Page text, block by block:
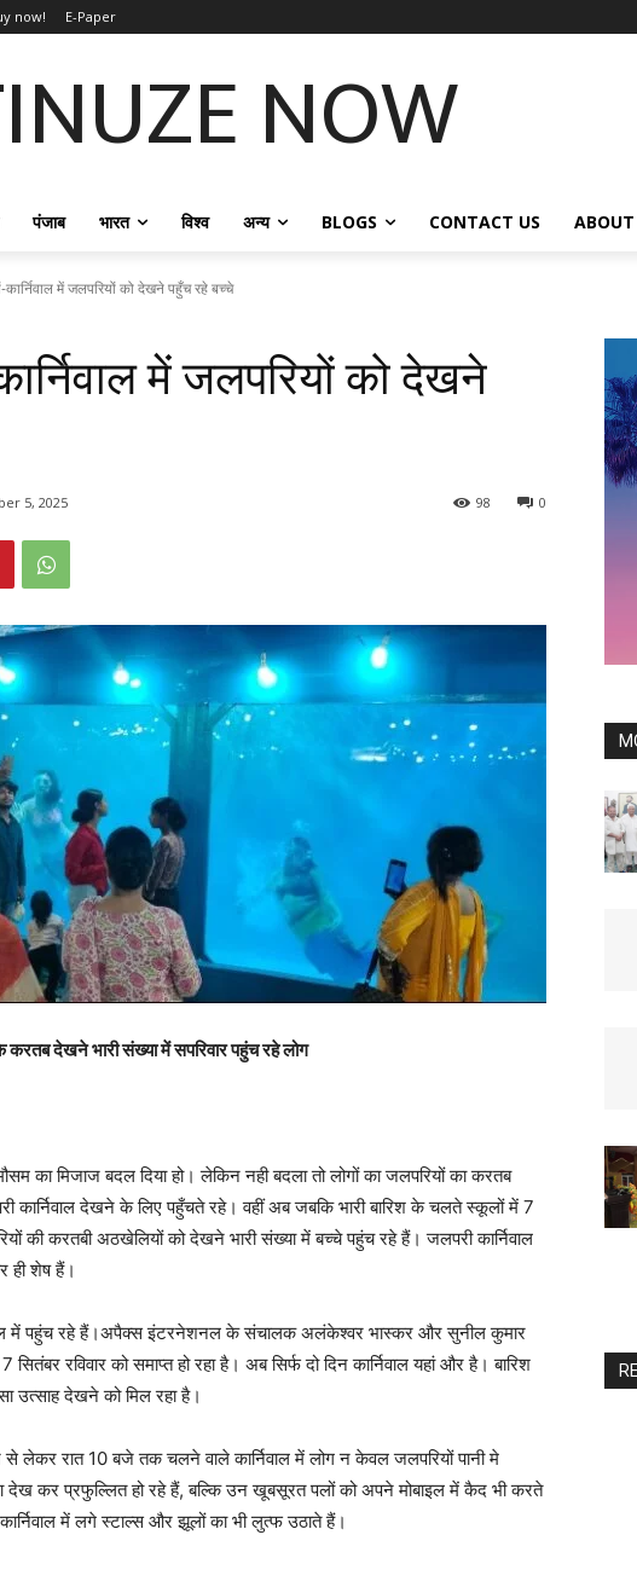
now! E-Paper
NOW
पंजाब भारत विश्व अन्य BLOGS CONTACT US ABOUT
में जलपरियों को देखने पहुँच रहे बच्चे
में जलपरियों को देखने
5, 2025 0
98
देखने भारी संख्या में सपरिवार पहुंच रहे लोग
का मिजाज बदल दिया हो। लेकिन नही बदला तो लोगों का जलपरियों का करतब
कार्निवाल देखने के लिए पहुँचते रहे। वहीं अब जबकि भारी बारिश के चलते स्कूलों में 7
की करतबी अठखेलियों को देखने भारी संख्या में बच्चे पहुंच रहे हैं। जलपरी कार्निवाल
ही शेष हैं।
में पहुंच रहे हैं।अपैक्स इंटरनेशनल के संचालक अलंकेश्वर भास्कर और सुनील कुमार
सितंबर रविवार को समाप्त हो रहा है। अब सिर्फ दो दिन कार्निवाल यहां और है। बारिश
उत्साह देखने को मिल रहा है।
से लेकर रात 10 बजे तक चलने वाले कार्निवाल में लोग न केवल जलपरियों पानी मे
देख कर प्रफुल्लित हो रहे हैं, बल्कि उन खूबसूरत पलों को अपने मोबाइल में कैद भी करते
में लगे स्टाल्स और झूलों का भी लुत्फ उठाते हैं।